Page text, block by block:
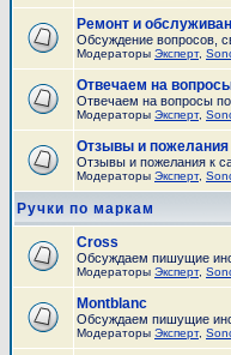
Ремонт и
Обсуждение вопросов,
Модераторы Эксперт,
Отвечаем на
Отвечаем на вопросы
Модераторы Эксперт,
Отзывы и пожелания
Отзывы и пожелания к
Модераторы Эксперт,
Ручки по маркам
Cross
Обсуждаем пишущие
Модераторы Эксперт,
Montblanc
Обсуждаем пишущие
Модераторы Эксперт,